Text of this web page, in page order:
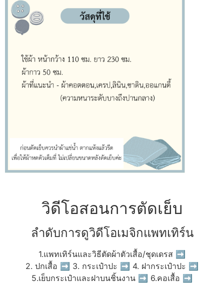
วิดีโอสอนการตัดเย็บ
ลำดับการดูวิดีโอเมจิกแพทเทิร์น
1.แพทเทิร์นและวิธีตัดผ้าตัวเสื้อ/ชุดเดรส ➡
2. ปกเสื้อ ➡ 3. กระเป๋าปะ ➡ 4. ฝากระเป๋าปะ ➡
5.เย็บกระเป๋าและฝาบนชิ้นงาน ➡ 6.คอเสื้อ ➡